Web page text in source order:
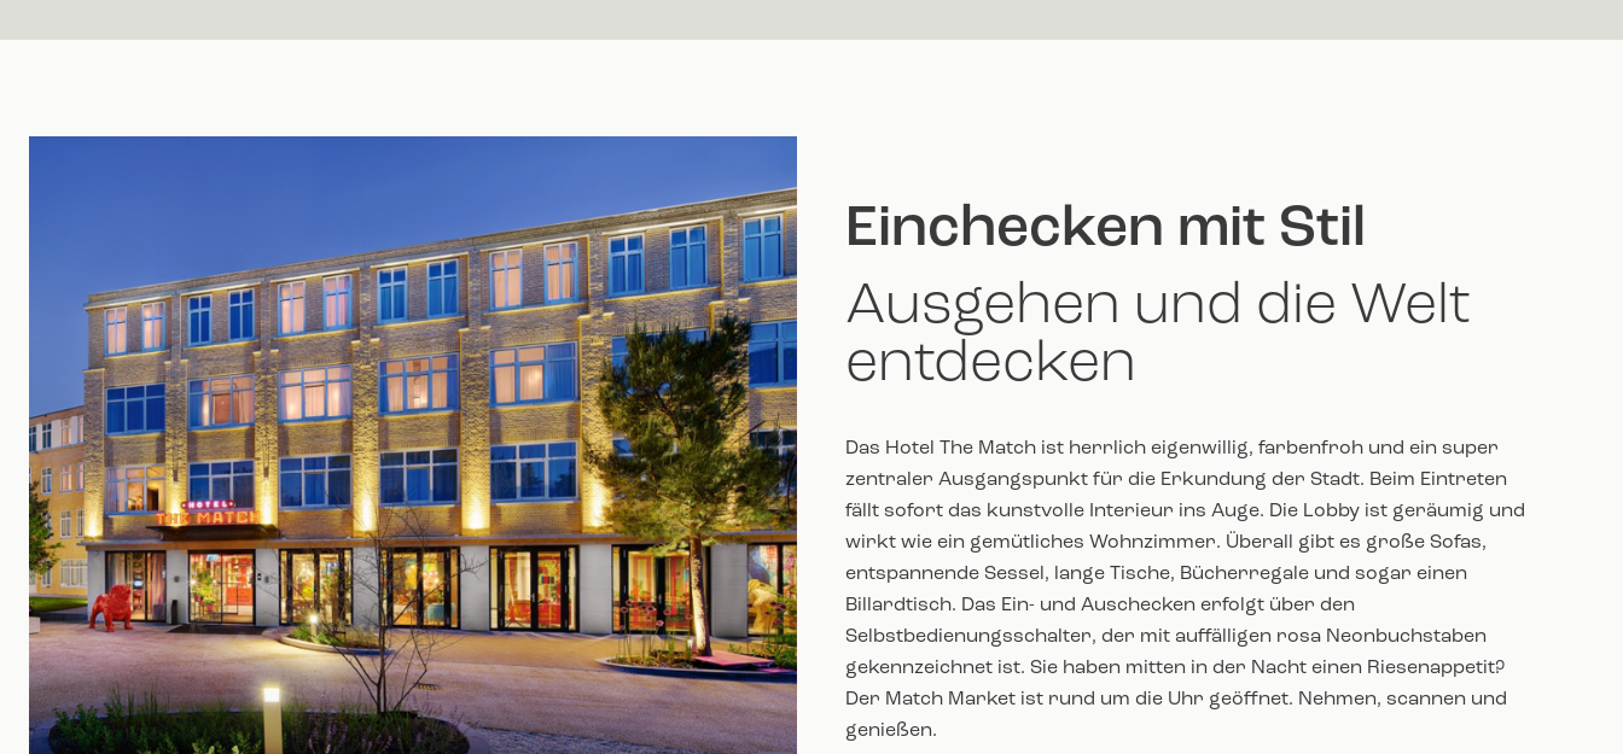
Einchecken mit Stil
Ausgehen und die Welt
entdecken
Das Hotel The Match ist herrlich eigenwillig, farbenfroh und ein super
zentraler Ausgangspunkt für die Erkundung der Stadt. Beim Eintreten
fällt sofort das kunstvolle Interieur ins Auge. Die Lobby ist geräumig und
wirkt wie ein gemütliches Wohnzimmer. Überall gibt es große Sofas,
entspannende Sessel, lange Tische, Bücherregale und sogar einen
Billardtisch. Das Ein- und Auschecken erfolgt über den
Selbstbedienungsschalter, der mit auffälligen rosa Neonbuchstaben
gekennzeichnet ist. Sie haben mitten in der Nacht einen Riesenappetit?
Der Match Market ist rund um die Uhr geöffnet. Nehmen, scannen und
genießen.